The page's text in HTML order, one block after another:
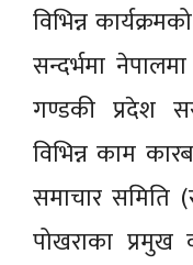
विभिन्न
सन्दर्भमा
गण्डकी प्रदेश
विभिन्न काम
समाचार समिति
पोखराका प्रमुख